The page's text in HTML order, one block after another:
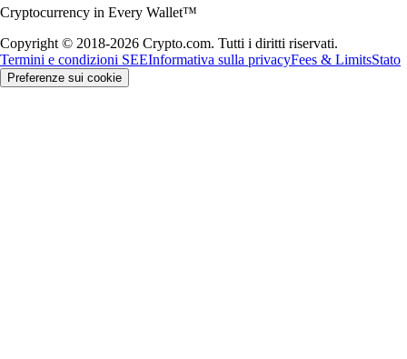
Cryptocurrency in Every Wallet™
Copyright © 2018-2026 Crypto.com. Tutti i diritti riservati.
Termini e condizioni SEEInformativa sulla privacyFees & LimitsStato
Preferenze sui cookie